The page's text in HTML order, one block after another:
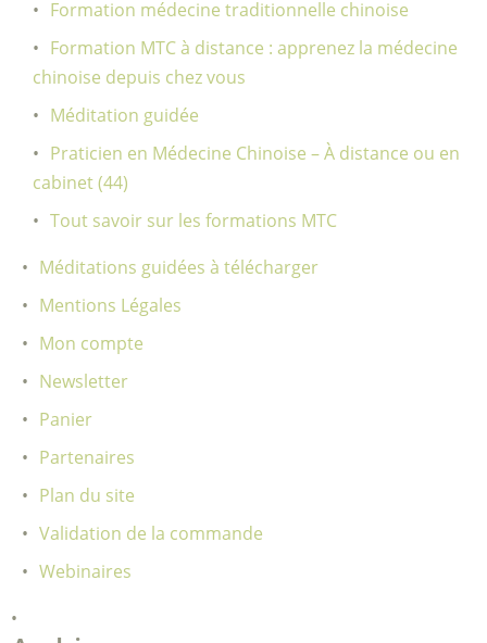
Formation médecine traditionnelle chinoise
Formation MTC à distance : apprenez la médecine
chinoise depuis chez vous
Méditation guidée
Praticien en Médecine Chinoise – À distance ou en
cabinet (44)
Tout savoir sur les formations MTC
Méditations guidées à télécharger
Mentions Légales
Mon compte
Newsletter
Panier
Partenaires
Plan du site
Validation de la commande
Webinaires